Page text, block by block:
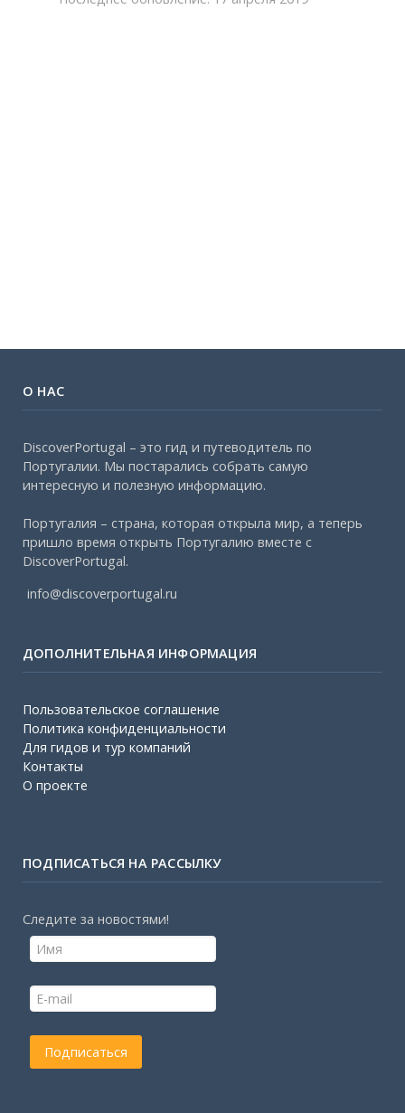
О НАС
DiscoverPortugal – это гид и путеводитель по
Португалии. Мы постарались собрать самую
интересную и полезную информацию.
Португалия – страна, которая открыла мир, а теперь
пришло время открыть Португалию вместе с
DiscoverPortugal.
info@discoverportugal.ru
ДОПОЛНИТЕЛЬНАЯ ИНФОРМАЦИЯ
Пользовательское соглашение
Политика конфиденциальности
Для гидов и тур компаний
Контакты
О проекте
ПОДПИСАТЬСЯ НА РАССЫЛКУ
Следите за новостями!